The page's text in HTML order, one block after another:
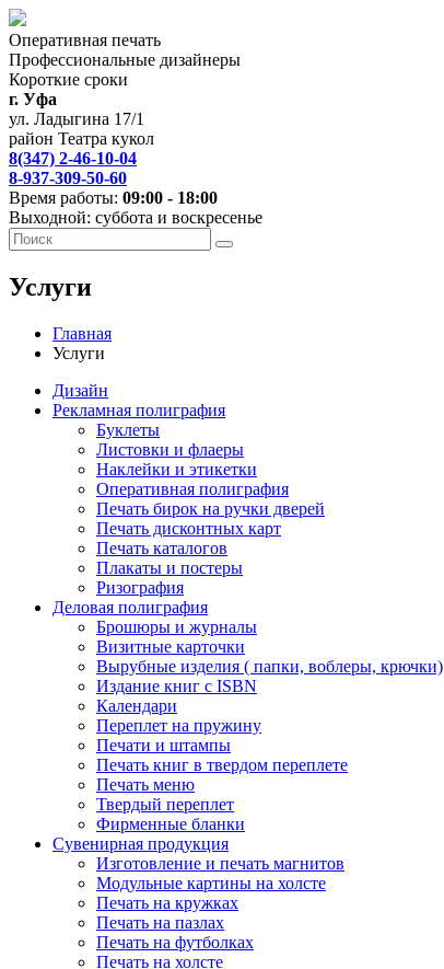
Оперативная печать
Профессиональные дизайнеры
Короткие сроки
г. Уфа
ул. Ладыгина 17/1
район Театра кукол
8(347) 2-46-10-04
8-937-309-50-60
Время работы: 09:00 - 18:00
Выходной: суббота и воскресенье
Услуги
Главная
Услуги
Дизайн
Рекламная полиграфия
Буклеты
Листовки и флаеры
Наклейки и этикетки
Оперативная полиграфия
Печать бирок на ручки дверей
Печать дисконтных карт
Печать каталогов
Плакаты и постеры
Ризография
Деловая полиграфия
Брошюры и журналы
Визитные карточки
Вырубные изделия ( папки, воблеры, крючки)
Издание книг с ISBN
Календари
Переплет на пружину
Печати и штампы
Печать книг в твердом переплете
Печать меню
Твердый переплет
Фирменные бланки
Сувенирная продукция
Изготовление и печать магнитов
Модульные картины на холсте
Печать на кружках
Печать на пазлах
Печать на футболках
Печать на холсте